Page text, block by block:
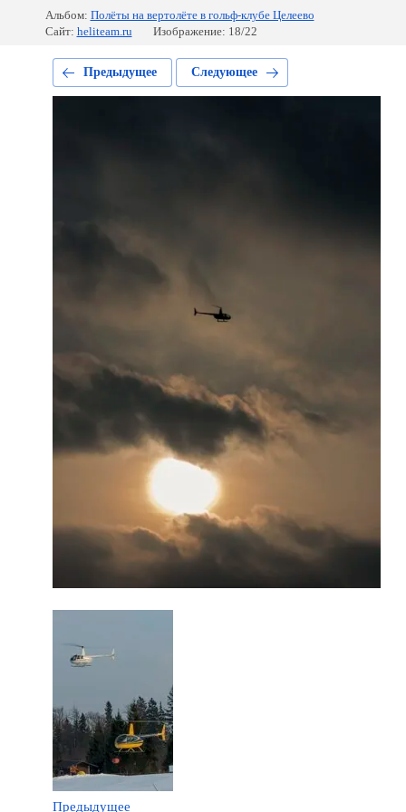
Альбом: Полёты на вертолёте в гольф-клубе Целеево
Сайт: heliteam.ru Изображение: 18/22
Предыдущее Следующее
Предыдущее